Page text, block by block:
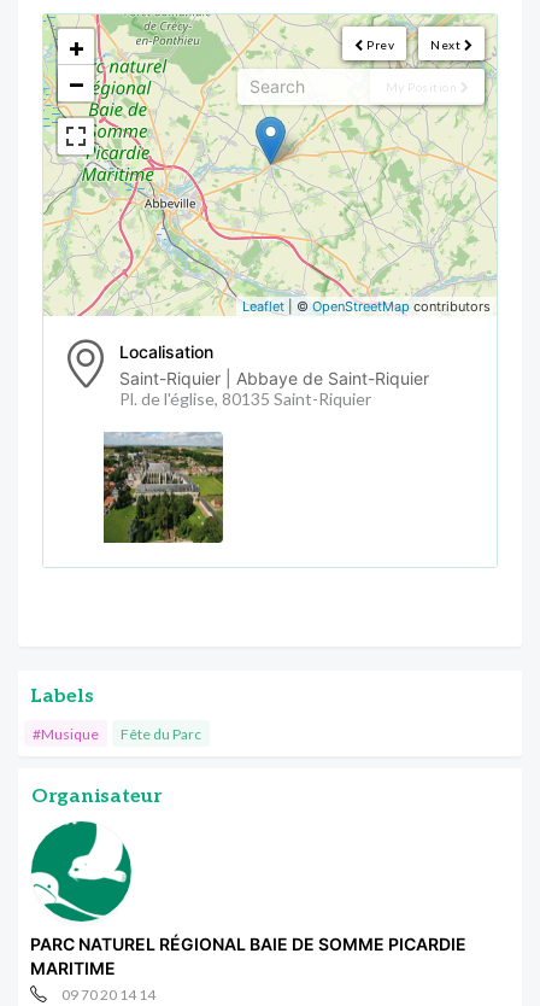
Next
Prev
My Position
<!---->
+
−
Leaflet | © OpenStreetMap contributors
Localisation
Saint-Riquier | Abbaye de Saint-Riquier
Pl. de l'église, 80135 Saint-Riquier
Labels
#Musique Fête du Parc
Organisateur
PARC NATUREL RÉGIONAL BAIE DE SOMME PICARDIE
MARITIME
09 70 20 14 14